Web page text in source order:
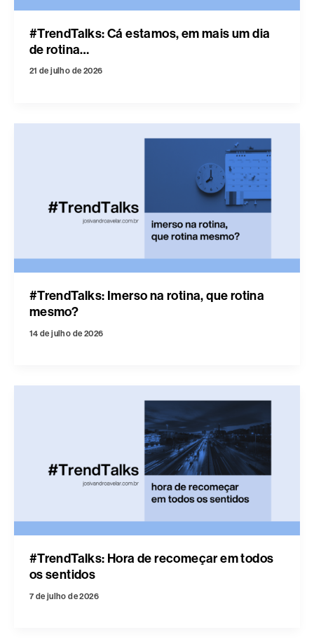
#TrendTalks: Cá estamos, em mais um dia
de rotina…
21 de julho de 2026
#TrendTalks: Imerso na rotina, que rotina
mesmo?
14 de julho de 2026
#TrendTalks: Hora de recomeçar em todos
os sentidos
7 de julho de 2026